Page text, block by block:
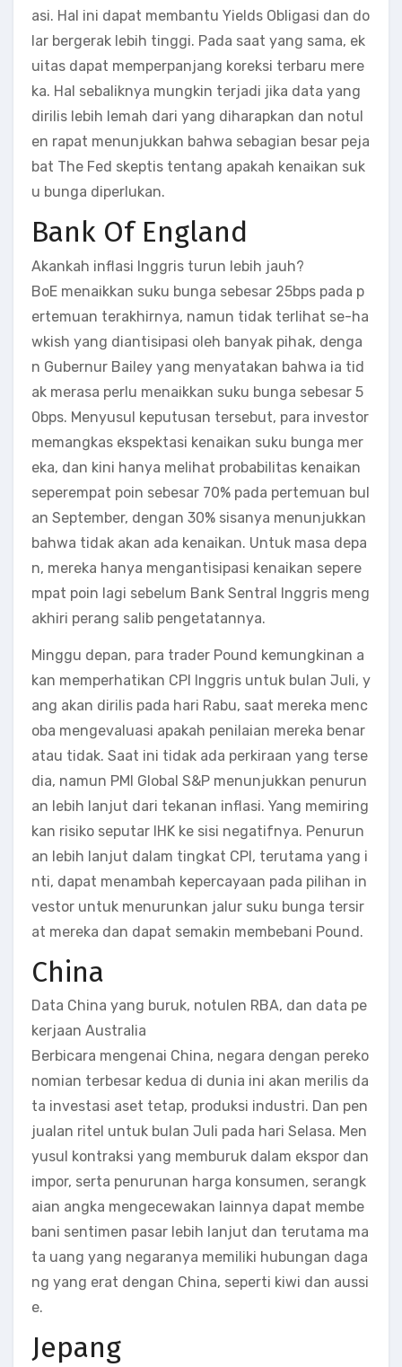
asi. Hal ini dapat membantu Yields Obligasi dan do
lar bergerak lebih tinggi. Pada saat yang sama, ek
uitas dapat memperpanjang koreksi terbaru mere
ka. Hal sebaliknya mungkin terjadi jika data yang
dirilis lebih lemah dari yang diharapkan dan notul
en rapat menunjukkan bahwa sebagian besar peja
bat The Fed skeptis tentang apakah kenaikan suk
u bunga diperlukan.
Bank Of England
Akankah inflasi Inggris turun lebih jauh?
BoE menaikkan suku bunga sebesar 25bps pada p
ertemuan terakhirnya, namun tidak terlihat se-ha
wkish yang diantisipasi oleh banyak pihak, denga
n Gubernur Bailey yang menyatakan bahwa ia tid
ak merasa perlu menaikkan suku bunga sebesar 5
0bps. Menyusul keputusan tersebut, para investor
memangkas ekspektasi kenaikan suku bunga mer
eka, dan kini hanya melihat probabilitas kenaikan
seperempat poin sebesar 70% pada pertemuan bul
an September, dengan 30% sisanya menunjukkan
bahwa tidak akan ada kenaikan. Untuk masa depa
n, mereka hanya mengantisipasi kenaikan sepere
mpat poin lagi sebelum Bank Sentral Inggris meng
akhiri perang salib pengetatannya.
Minggu depan, para trader Pound kemungkinan a
kan memperhatikan CPI Inggris untuk bulan Juli, y
ang akan dirilis pada hari Rabu, saat mereka menc
oba mengevaluasi apakah penilaian mereka benar
atau tidak. Saat ini tidak ada perkiraan yang terse
dia, namun PMI Global S&P menunjukkan penurun
an lebih lanjut dari tekanan inflasi. Yang memiring
kan risiko seputar IHK ke sisi negatifnya. Penurun
an lebih lanjut dalam tingkat CPI, terutama yang i
nti, dapat menambah kepercayaan pada pilihan in
vestor untuk menurunkan jalur suku bunga tersir
at mereka dan dapat semakin membebani Pound.
China
Data China yang buruk, notulen RBA, dan data pe
kerjaan Australia
Berbicara mengenai China, negara dengan pereko
nomian terbesar kedua di dunia ini akan merilis da
ta investasi aset tetap, produksi industri. Dan pen
jualan ritel untuk bulan Juli pada hari Selasa. Men
yusul kontraksi yang memburuk dalam ekspor dan
impor, serta penurunan harga konsumen, serangk
aian angka mengecewakan lainnya dapat membe
bani sentimen pasar lebih lanjut dan terutama ma
ta uang yang negaranya memiliki hubungan daga
ng yang erat dengan China, seperti kiwi dan aussi
e.
Jepang